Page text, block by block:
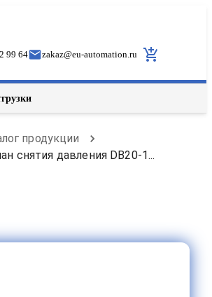
99 64 zakaz@eu-automation.ru
продукции
снятия давления DB20-1...